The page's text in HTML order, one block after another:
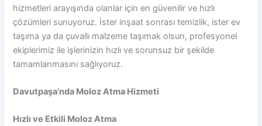
hizmetleri arayışında olanlar için en güvenilir ve hızlı
çözümleri sunuyoruz. İster inşaat sonrası temizlik, ister ev
taşıma ya da çuvallı malzeme taşımak olsun, profesyonel
ekiplerimiz ile işlerinizin hızlı ve sorunsuz bir şekilde
tamamlanmasını sağlıyoruz.
Davutpaşa’nda Moloz Atma Hizmeti
Hızlı ve Etkili Moloz Atma